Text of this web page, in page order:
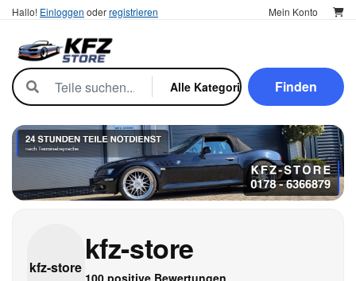
Hallo! Einloggen oderregistrieren Mein Konto
Finden
kfz-store
kfz-store
100 positive Bewertungen